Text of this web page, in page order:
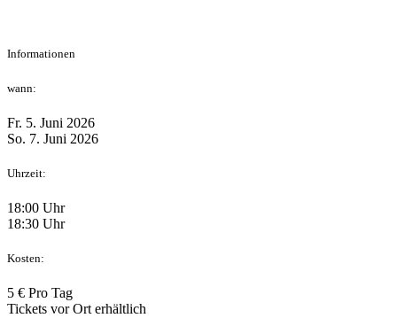
Informationen
wann:
Fr. 5. Juni 2026
So. 7. Juni 2026
Uhrzeit:
18:00 Uhr
18:30 Uhr
Kosten:
5 € Pro Tag
Tickets vor Ort erhältlich